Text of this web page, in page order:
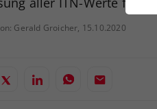
Gerald Groicher, 15.10.2020